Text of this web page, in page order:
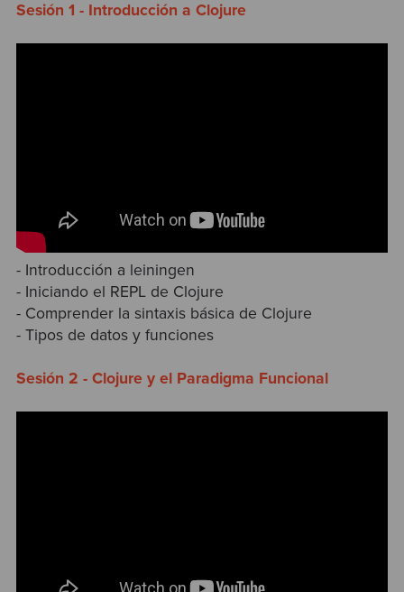
Sesión 1 - Introducción a Clojure
- Introducción a leiningen
- Iniciando el REPL de Clojure
- Comprender la sintaxis básica de Clojure
- Tipos de datos y funciones
Sesión 2 - Clojure y el Paradigma Funcional